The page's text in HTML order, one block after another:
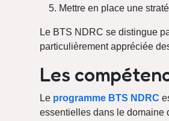
Mettre en place une
Le BTS NDRC se distingue
particulièrement appréciée
Les
Le programme BTS NDRC
essentielles dans le domaine